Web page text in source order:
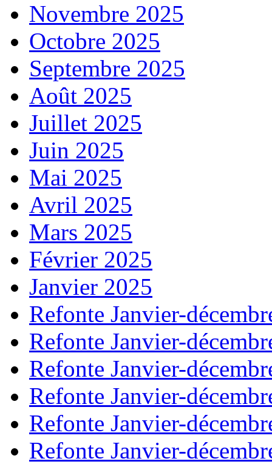
Novembre 2025
Octobre 2025
Septembre 2025
Août 2025
Juillet 2025
Juin 2025
Mai 2025
Avril 2025
Mars 2025
Février 2025
Janvier 2025
Refonte Janvier-
Refonte Janvier-
Refonte Janvier-
Refonte Janvier-
Refonte Janvier-
Refonte Janvier-